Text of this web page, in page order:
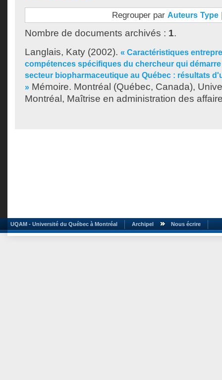
Regrouper par Auteurs Type
Nombre de documents archivés : 1.
Langlais, Katy (2002). « Caractéristiques
compétences spécifiques du chercheur qui
secteur biopharmaceutique au Québec : résultats
» Mémoire. Montréal (Québec, Canada),
Montréal, Maîtrise en administration des
UQAM - Université du Québec à Montréal Archipel Nous écrire